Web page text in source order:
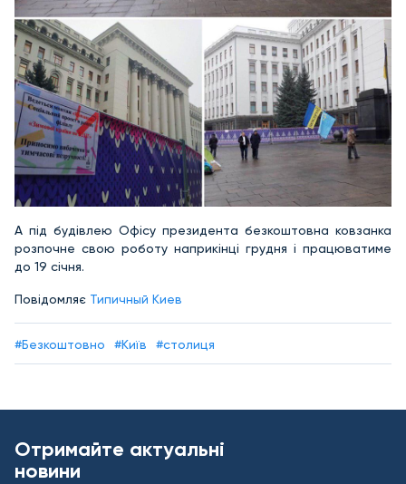
А під будівлею Офісу президента безкоштовна ковзанка
розпочне свою роботу наприкінці грудня і працюватиме
до 19 січня.
Повідомляє Типичный Киев
#Безкоштовно #Київ #столиця
Отримайте актуальні
новини